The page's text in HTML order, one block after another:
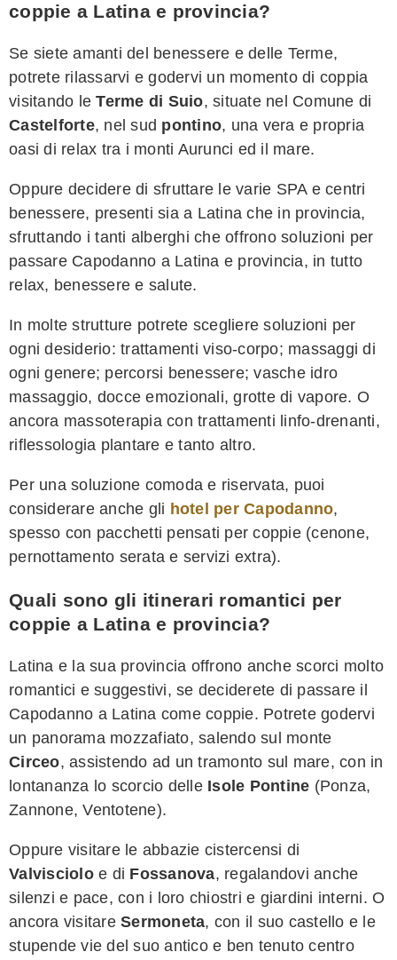
coppie a Latina e provincia?
Se siete amanti del benessere e delle Terme,
potrete rilassarvi e godervi un momento di coppia
visitando leTerme di Suio, situate nel Comune di
Castelforte, nel sud pontino, una vera e propria
oasi di relax tra i monti Aurunci ed il mare.
Oppure decidere di sfruttare le varie SPA e centri
benessere, presenti sia a Latina che in provincia,
sfruttando i tanti alberghi che offrono soluzioni per
passare Capodanno a Latina e provincia, in tutto
relax, benessere e salute.
In molte strutture potrete scegliere soluzioni per
ogni desiderio: trattamenti viso-corpo; massaggi di
ogni genere; percorsi benessere; vasche idro
massaggio, docce emozionali, grotte di vapore. O
ancora massoterapia con trattamenti linfo-drenanti,
riflessologia plantare e tanto altro.
Per una soluzione comoda e riservata, puoi
considerare anche gli hotel per Capodanno,
spesso con pacchetti pensati per coppie (cenone,
pernottamento serata e servizi extra).
Quali sono gli itinerari romantici per
coppie a Latina e provincia?
Latina e la sua provincia offrono anche scorci molto
romantici e suggestivi, se deciderete di passare il
Capodanno a Latina come coppie. Potrete godervi
un panorama mozzafiato, salendo sul monte
Circeo, assistendo ad un tramonto sul mare, con in
lontananza lo scorcio delle Isole Pontine (Ponza,
Zannone, Ventotene).
Oppure visitare le abbazie cistercensi di
Valvisciolo e di Fossanova, regalandovi anche
silenzi e pace, con i loro chiostri e giardini interni. O
ancora visitare Sermoneta, con il suo castello e le
stupende vie del suo antico e ben tenuto centro